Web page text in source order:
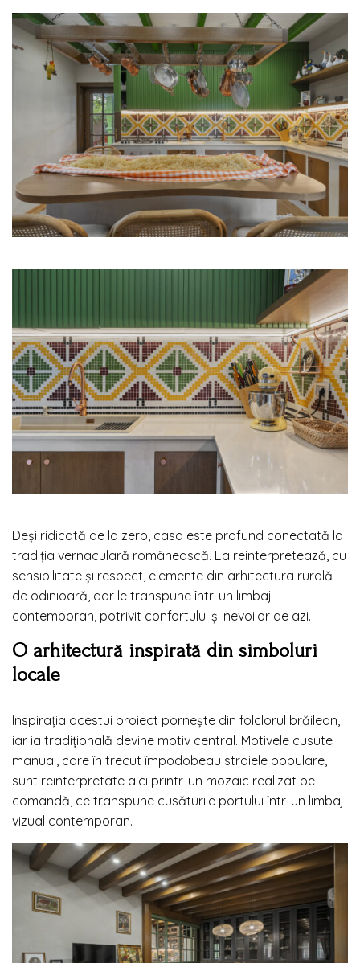
Deși ridicată de la zero, casa este profund conectată la
tradiția vernaculară românească. Ea reinterpretează, cu
sensibilitate și respect, elemente din arhitectura rurală
de odinioară, dar le transpune într-un limbaj
contemporan, potrivit confortului și nevoilor de azi.
O arhitectură inspirată din simboluri
locale
Inspirația acestui proiect pornește din folclorul brăilean,
iar ia tradițională devine motiv central. Motivele cusute
manual, care în trecut împodobeau straiele populare,
sunt reinterpretate aici printr-un mozaic realizat pe
comandă, ce transpune cusăturile portului într-un limbaj
vizual contemporan.